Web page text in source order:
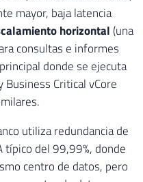
mayor, baja latencia
horizontal (una
consultas e informes
donde se ejecuta
Business Critical vCore
utiliza redundancia de
típico del 99,99%, donde
centro de datos, pero